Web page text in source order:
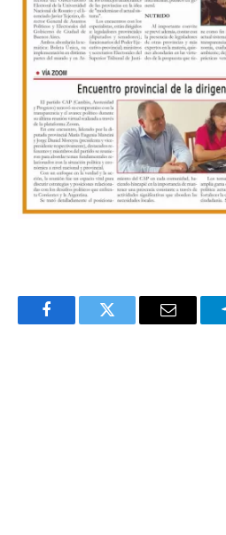
FacebookTwitter Email